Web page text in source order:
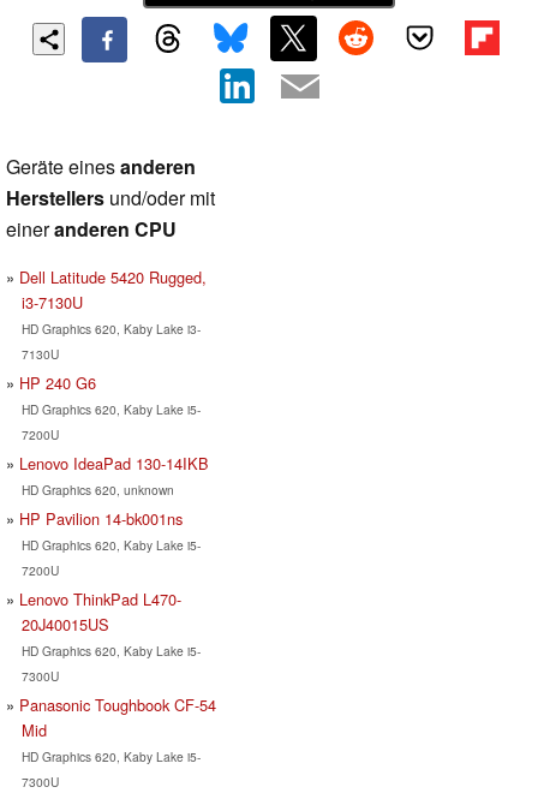
Geräte einesanderen
Herstellers und/oder mit
eineranderen CPU
Dell Latitude 5420 Rugged,
i3-7130U
HD Graphics 620, Kaby Lake i3-
7130U
HP 240 G6
HD Graphics 620, Kaby Lake i5-
7200U
Lenovo IdeaPad 130-14IKB
HD Graphics 620, unknown
HP Pavilion 14-bk001ns
HD Graphics 620, Kaby Lake i5-
7200U
Lenovo ThinkPad L470-
20J40015US
HD Graphics 620, Kaby Lake i5-
7300U
Panasonic Toughbook CF-54
Mid
HD Graphics 620, Kaby Lake i5-
7300U